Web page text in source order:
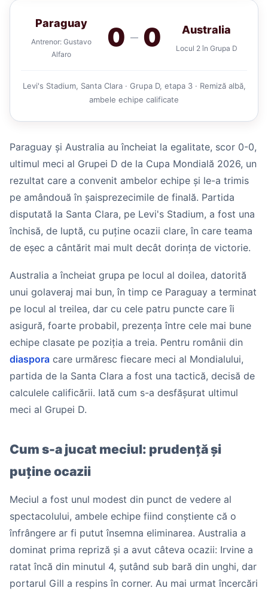
Paraguay
Antrenor: Gustavo
Alfaro
0 — 0 Australia
Locul 2 în Grupa D
Levi's Stadium, Santa Clara · Grupa D, etapa 3 · Remiză albă,
ambele echipe calificate
Paraguay și Australia au încheiat la egalitate, scor 0-0,
ultimul meci al Grupei D de la Cupa Mondială 2026, un
rezultat care a convenit ambelor echipe și le-a trimis
pe amândouă în șaisprezecimile de finală. Partida
disputată la Santa Clara, pe Levi's Stadium, a fost una
închisă, de luptă, cu puține ocazii clare, în care teama
de eșec a cântărit mai mult decât dorința de victorie.
Australia a încheiat grupa pe locul al doilea, datorită
unui golaveraj mai bun, în timp ce Paraguay a terminat
pe locul al treilea, dar cu cele patru puncte care îi
asigură, foarte probabil, prezența între cele mai bune
echipe clasate pe poziția a treia. Pentru românii din
diaspora care urmăresc fiecare meci al Mondialului,
partida de la Santa Clara a fost una tactică, decisă de
calculele calificării. Iată cum s-a desfășurat ultimul
meci al Grupei D.
Cum s-a jucat meciul: prudență și
puține ocazii
Meciul a fost unul modest din punct de vedere al
spectacolului, ambele echipe fiind conștiente că o
înfrângere ar fi putut însemna eliminarea. Australia a
dominat prima repriză și a avut câteva ocazii: Irvine a
ratat încă din minutul 4, șutând sub bară din unghi, dar
portarul Gill a respins în corner. Au mai urmat încercări